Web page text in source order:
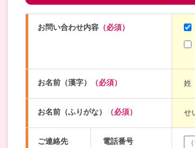
お問い合わせ内容（必須）
お名前（漢字） （必須） 姓
お名前（ふりがな） （必須） せ
ご連絡先 電話番号